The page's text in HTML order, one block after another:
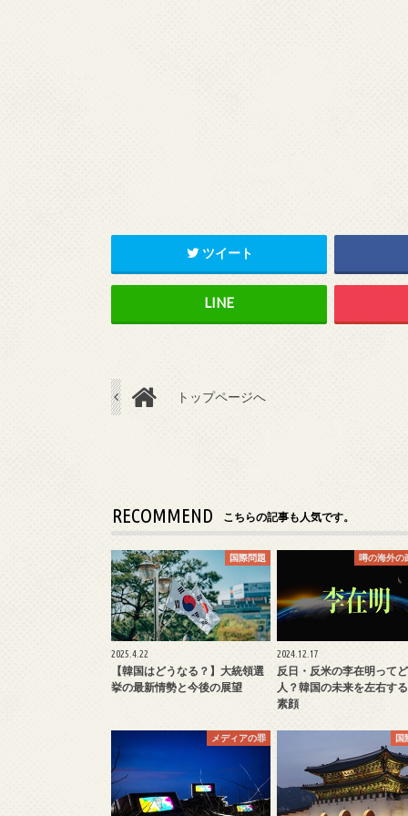
ツイート
トップページへ
RECOMMEND こちらの記事も人気です。
国際問題
2025.4.22
【韓国はどうなる？】大統領選
挙の最新情勢と今後の展望
噂の海外の
2024.12.17
反日・反米の李在明って
人？韓国の未来を左右す
素顔
メディアの罪 国